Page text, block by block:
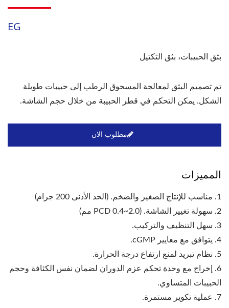
EG
بثق الحبيبات، بثق التكتيل
تم تصميم البثق لمعالجة المسحوق الرطب إلى حبيبات طويلة
الشكل. يمكن التحكم في قطر الحبيبة من خلال حجم الشاشة.
مطلوب الان
المميزات
1. مناسب للإنتاج الصغير والضخم. (الحد الأدنى 200 جرام)
2. سهولة تغيير الشاشة. (PCD 0.4~2.0 مم)
3. سهل التنظيف والتركيب.
4. يتوافق مع معايير cGMP.
5. نظام تبريد لمنع ارتفاع درجة الحرارة.
6. إخراج مع وحدة تحكم عزم الدوران لضمان نفس الكثافة وحجم
الحبيبات المتساوي.
7. عملية تكوير مستمرة.